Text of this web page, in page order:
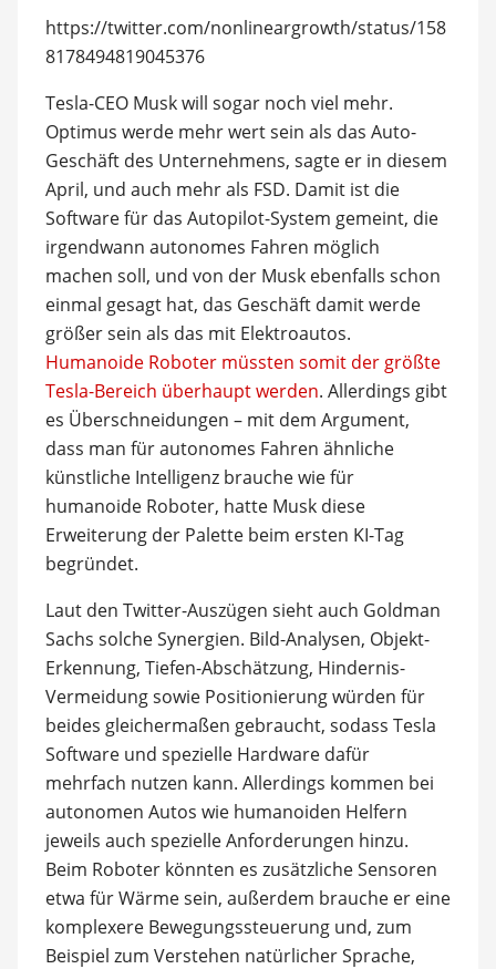
https://twitter.com/nonlineargrowth/status/158
8178494819045376
Tesla-CEO Musk will sogar noch viel mehr.
Optimus werde mehr wert sein als das Auto-
Geschäft des Unternehmens, sagte er in diesem
April, und auch mehr als FSD. Damit ist die
Software für das Autopilot-System gemeint, die
irgendwann autonomes Fahren möglich
machen soll, und von der Musk ebenfalls schon
einmal gesagt hat, das Geschäft damit werde
größer sein als das mit Elektroautos.
Humanoide Roboter müssten somit der größte
Tesla-Bereich überhaupt werden. Allerdings gibt
es Überschneidungen – mit dem Argument,
dass man für autonomes Fahren ähnliche
künstliche Intelligenz brauche wie für
humanoide Roboter, hatte Musk diese
Erweiterung der Palette beim ersten KI-Tag
begründet.
Laut den Twitter-Auszügen sieht auch Goldman
Sachs solche Synergien. Bild-Analysen, Objekt-
Erkennung, Tiefen-Abschätzung, Hindernis-
Vermeidung sowie Positionierung würden für
beides gleichermaßen gebraucht, sodass Tesla
Software und spezielle Hardware dafür
mehrfach nutzen kann. Allerdings kommen bei
autonomen Autos wie humanoiden Helfern
jeweils auch spezielle Anforderungen hinzu.
Beim Roboter könnten es zusätzliche Sensoren
etwa für Wärme sein, außerdem brauche er eine
komplexere Bewegungssteuerung und, zum
Beispiel zum Verstehen natürlicher Sprache,